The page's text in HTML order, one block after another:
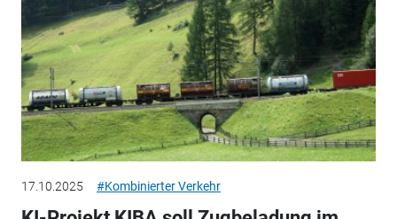
17.10.2025 #Kombinierter Verkehr